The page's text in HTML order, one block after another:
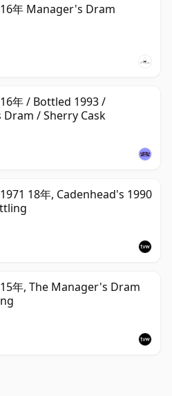
年 Manager's Dram
年 / Bottled 1993 /
/ Sherry Cask
18年, Cadenhead's 1990
年, The Manager's Dram